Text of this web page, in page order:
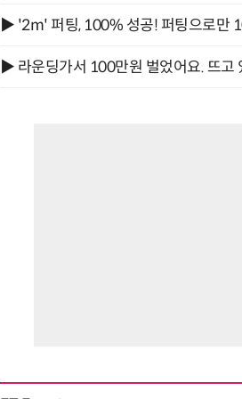
▶ '2m' 퍼팅, 100% 성공! 퍼팅으로만
▶ 라운딩가서 100만원 벌었어요. 뜨고